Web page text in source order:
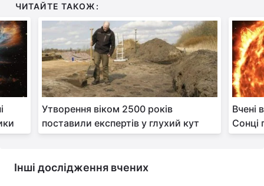
ЧИТАЙТЕ ТАКОЖ:
Утворення віком 2500 років
поставили експертів у глухий кут
Вчені
Сонці
Інші дослідження вчених